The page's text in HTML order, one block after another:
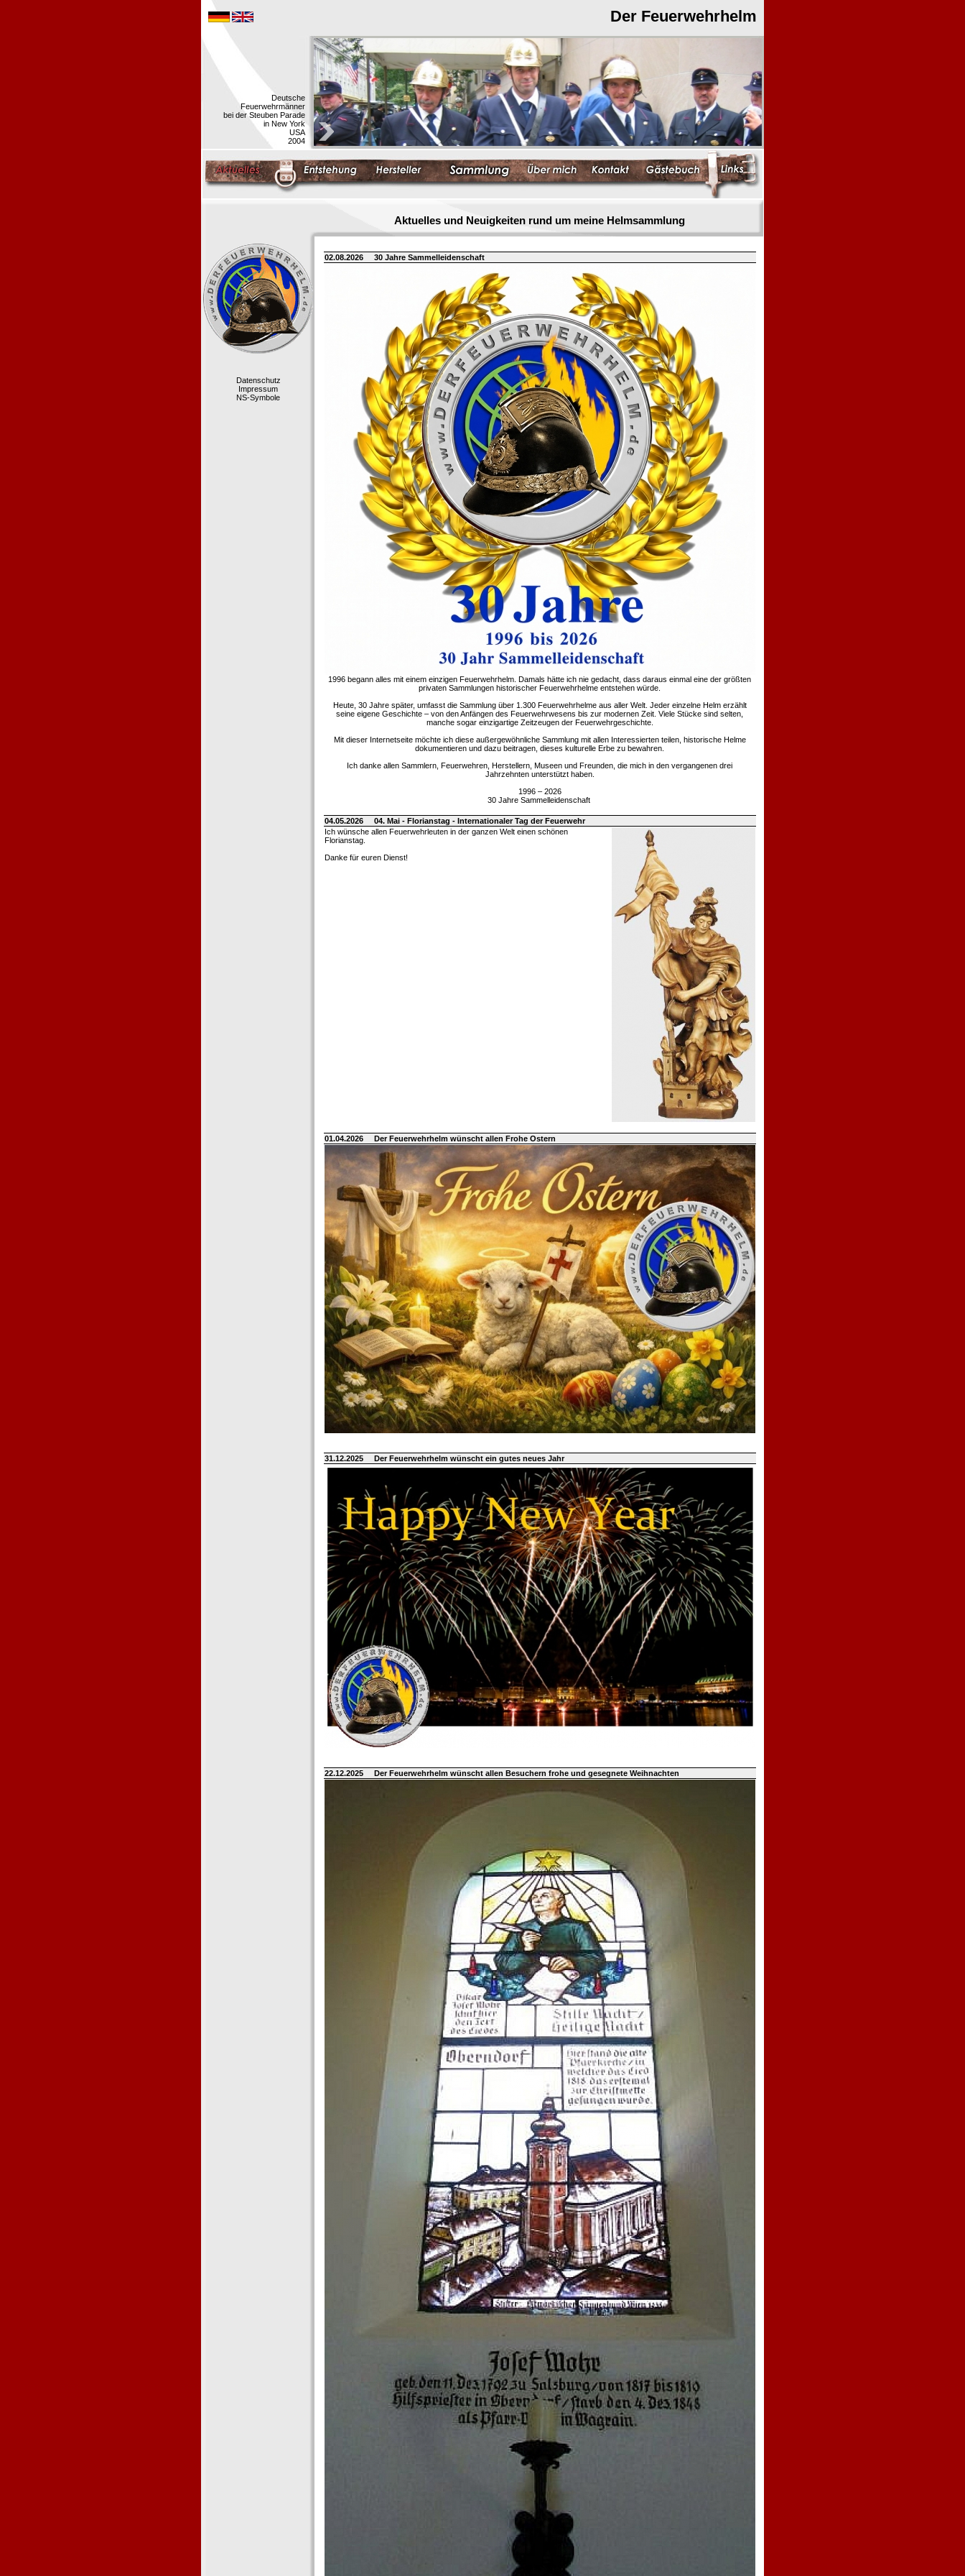
Der Feuerwehrhelm
Deutsche
Feuerwehrmänner
bei der Steuben Parade
in New York
USA
2004
Aktuelles und Neuigkeiten rund um meine Helmsammlung
Datenschutz
Impressum
NS-Symbole
02.08.2026 30 Jahre Sammelleidenschaft
1996 begann alles mit einem einzigen Feuerwehrhelm. Damals hätte ich nie gedacht, dass daraus einmal eine der größten
privaten Sammlungen historischer Feuerwehrhelme entstehen würde.
Heute, 30 Jahre später, umfasst die Sammlung über 1.300 Feuerwehrhelme aus aller Welt. Jeder einzelne Helm erzählt
seine eigene Geschichte – von den Anfängen des Feuerwehrwesens bis zur modernen Zeit. Viele Stücke sind selten,
manche sogar einzigartige Zeitzeugen der Feuerwehrgeschichte.
Mit dieser Internetseite möchte ich diese außergewöhnliche Sammlung mit allen Interessierten teilen, historische Helme
dokumentieren und dazu beitragen, dieses kulturelle Erbe zu bewahren.
Ich danke allen Sammlern, Feuerwehren, Herstellern, Museen und Freunden, die mich in den vergangenen drei
Jahrzehnten unterstützt haben.
1996 – 2026
30 Jahre Sammelleidenschaft
04.05.2026
04. Mai - Florianstag - Internationaler Tag der Feuerwehr
Ich wünsche allen Feuerwehrleuten in der ganzen Welt einen schönen
Florianstag.
Danke für euren Dienst!
01.04.2026 Der Feuerwehrhelm wünscht allen Frohe Ostern
31.12.2025 Der Feuerwehrhelm wünscht ein gutes neues Jahr
22.12.2025 Der Feuerwehrhelm wünscht allen Besuchern frohe und gesegnete Weihnachten